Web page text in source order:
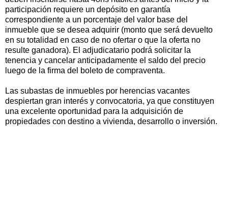
participación requiere un depósito en garantía
correspondiente a un porcentaje del valor base del
inmueble que se desea adquirir (monto que será devuelto
en su totalidad en caso de no ofertar o que la oferta no
resulte ganadora). El adjudicatario podrá solicitar la
tenencia y cancelar anticipadamente el saldo del precio
luego de la firma del boleto de compraventa.
Las subastas de inmuebles por herencias vacantes
despiertan gran interés y convocatoria, ya que constituyen
una excelente oportunidad para la adquisición de
propiedades con destino a vivienda, desarrollo o inversión.